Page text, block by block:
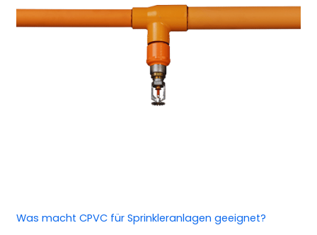
Was macht CPVC für Sprinkleranlagen geeignet?